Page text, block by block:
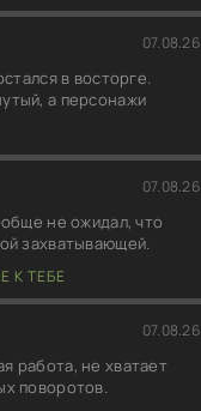
07.08.26
в восторге.
а персонажи
07.08.26
не ожидал, что
захватывающей.
К ТЕБЕ
07.08.26
работа, не хватает
поворотов.